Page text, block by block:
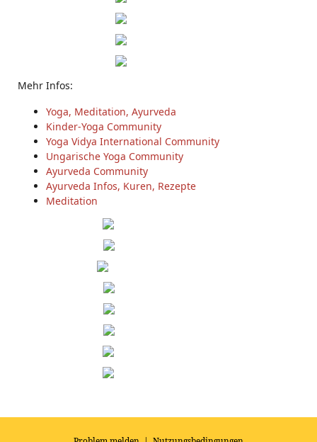
Mehr Infos:
Yoga, Meditation, Ayurveda
Kinder-Yoga Community
Yoga Vidya International Community
Ungarische Yoga Community
Ayurveda Community
Ayurveda Infos, Kuren, Rezepte
Meditation